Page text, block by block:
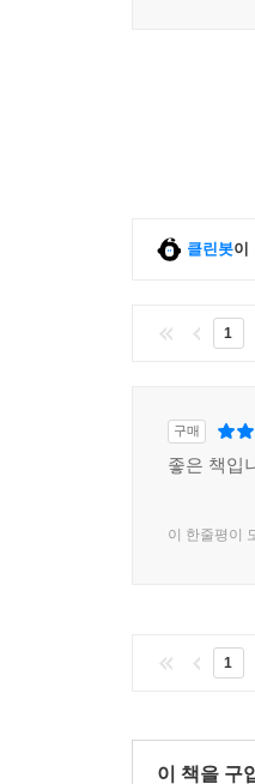
클린봇이
1
구매
좋은 책입
이 한줄평이
1
이 책을 구